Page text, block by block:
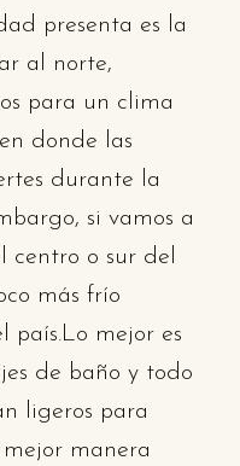
presenta es la
al norte,
para un clima
donde las
durante la
si vamos a
centro o sur del
más frío
país.Lo mejor es
de baño y todo
ligeros para
manera